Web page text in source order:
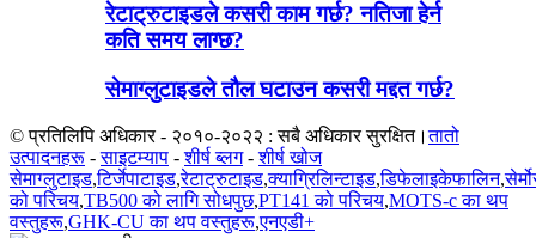
रेटाट्रुटाइडले कसरी काम गर्छ? नतिजा हेर्न
कति समय लाग्छ?
सेमाग्लुटाइडले तौल घटाउन कसरी मद्दत गर्छ?
© प्रतिलिपि अधिकार - २०१०-२०२२ : सबै अधिकार सुरक्षित।तातो
उत्पादनहरू -साइटम्याप -शीर्ष ब्लग-शीर्ष खोज
सेमाग्लुटाइड,टिर्जेपाटाइड,रेटाट्रुटाइड,क्याग्रिलिन्टाइड,डिफेलाइकेफालिन,
को परिचय,TB500 को लागि सोधपुछ,PT141 को परिचय,MOTS-c का थप
वस्तुहरू,GHK-CU का थप वस्तुहरू,एनएडी+